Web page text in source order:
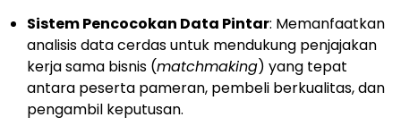
Sistem Pencocokan Data Pintar: Memanfaatkan
analisis data cerdas untuk mendukung penjajakan
kerja sama bisnis (matchmaking) yang tepat
antara peserta pameran, pembeli berkualitas, dan
pengambil keputusan.